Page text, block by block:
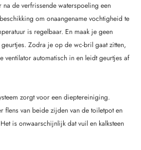
na de verfrissende waterspoeling een
om onaangename vochtigheid te
is regelbaar. En maak je geen
Zodra je op de wc-bril gaat zitten,
ventilator automatisch in en leidt geurtjes af
zorgt voor een dieptereiniging.
flens van beide zijden van de toiletpot en
is onwaarschijnlijk dat vuil en kalksteen